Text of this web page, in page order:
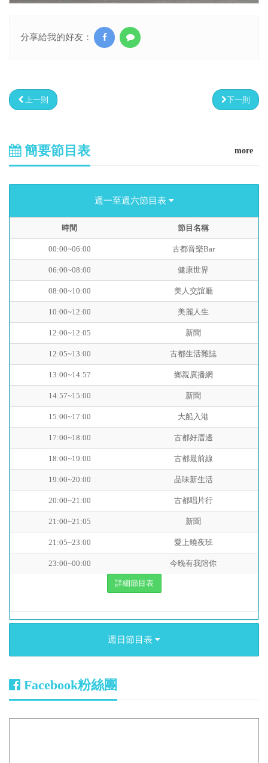
分享給我的好友：
上一則 下一則
簡要節目表 more
週一至週六節目表
時間 節目名稱
00:00~06:00 古都音樂Bar
06:00~08:00 健康世界
08:00~10:00 美人交誼廳
10:00~12:00 美麗人生
12:00~12:05 新聞
12:05~13:00 古都生活雜誌
13:00~14:57 鄉親廣播網
14:57~15:00 新聞
15:00~17:00 大船入港
17:00~18:00 古都好厝邊
18:00~19:00 古都最前線
19:00~20:00 品味新生活
20:00~21:00 古都唱片行
21:00~21:05 新聞
21:05~23:00 愛上曉夜班
23:00~00:00 今晚有我陪你
詳細節目表
週日節目表
Facebook粉絲團